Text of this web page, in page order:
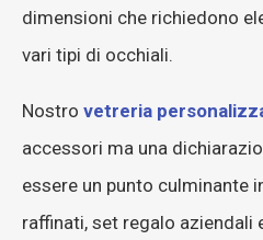
dimensioni che richiedono
vari tipi di occhiali.
Nostro vetreria
accessori ma una
essere un punto culminante
raffinati, set regalo aziendali